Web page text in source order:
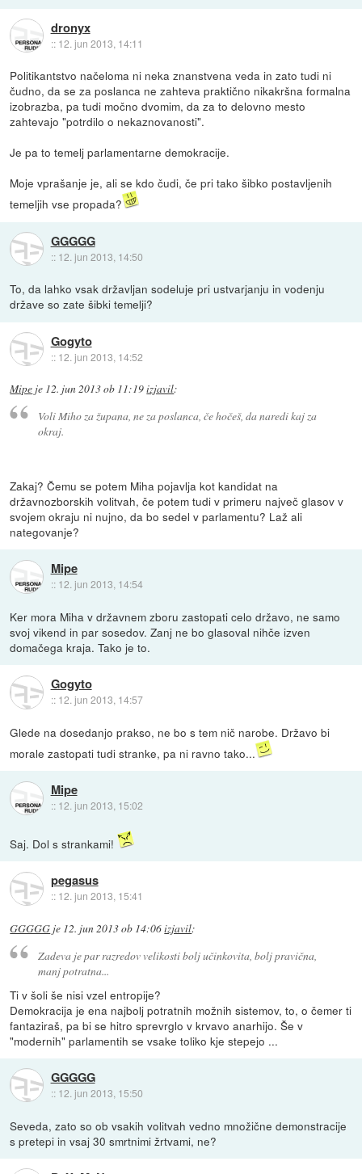
dronyx
:: 12. jun 2013, 14:11
Politikantstvo načeloma ni neka znanstvena veda in zato tudi ni
čudno, da se za poslanca ne zahteva praktično nikakršna formalna
izobrazba, pa tudi močno dvomim, da za to delovno mesto
zahtevajo "potrdilo o nekaznovanosti".
Je pa to temelj parlamentarne demokracije.
Moje vprašanje je, ali se kdo čudi, če pri tako šibko postavljenih
temeljih vse propada?
GGGGG
:: 12. jun 2013, 14:50
To, da lahko vsak državljan sodeluje pri ustvarjanju in vodenju
države so zate šibki temelji?
Gogyto
:: 12. jun 2013, 14:52
Mipe je 12. jun 2013 ob 11:19izjavil:
Voli Miho za župana, ne za poslanca, če hočeš, da naredi kaj za
okraj.
Zakaj? Čemu se potem Miha pojavlja kot kandidat na
državnozborskih volitvah, če potem tudi v primeru največ glasov v
svojem okraju ni nujno, da bo sedel v parlamentu? Laž ali
nategovanje?
Mipe
:: 12. jun 2013, 14:54
Ker mora Miha v državnem zboru zastopati celo državo, ne samo
svoj vikend in par sosedov. Zanj ne bo glasoval nihče izven
domačega kraja. Tako je to.
Gogyto
:: 12. jun 2013, 14:57
Glede na dosedanjo prakso, ne bo s tem nič narobe. Državo bi
morale zastopati tudi stranke, pa ni ravno tako...
Mipe
:: 12. jun 2013, 15:02
Saj. Dol s strankami!
pegasus
:: 12. jun 2013, 15:41
GGGGG je 12. jun 2013 ob 14:06izjavil:
Zadeva je par razredov velikosti bolj učinkovita, bolj pravična,
manj potratna...
Ti v šoli še nisi vzel entropije?
Demokracija je ena najbolj potratnih možnih sistemov, to, o čemer ti
fantaziraš, pa bi se hitro sprevrglo v krvavo anarhijo. Še v
"modernih" parlamentih se vsake toliko kje stepejo ...
GGGGG
:: 12. jun 2013, 15:50
Seveda, zato so ob vsakih volitvah vedno množične demonstracije
s pretepi in vsaj 30 smrtnimi žrtvami, ne?